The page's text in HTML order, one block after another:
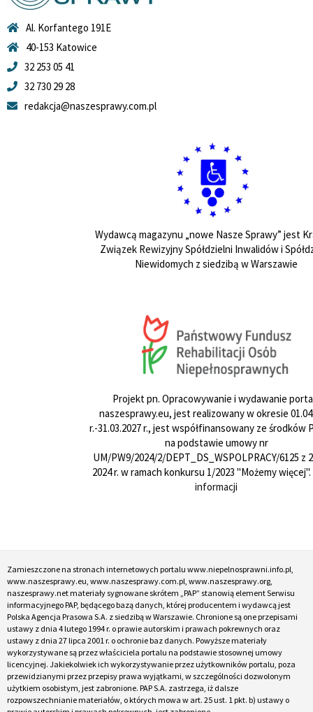
Al. Korfantego 191E
40-153 Katowice
32 253 05 41
32 730 29 28
redakcja@naszesprawy.com.pl
Wydawcą magazynu „nowe Nasze Sprawy” jest
Związek Rewizyjny Spółdzielni Inwalidów i
Niewidomych z siedzibą w Warszawie
Projekt pn. Opracowywanie i wydawanie
naszesprawy.eu, jest realizowany w okresie
r.-31.03.2027 r., jest współfinansowany ze środków
na podstawie umowy nr
UM/PW9/2024/2/DEPT_DS_WSPOLPRACY/6125 z
2024 r. w ramach konkursu 1/2023 "Możemy więcej".
informacji
Zamieszczone na stronach internetowych portalu www.niepelnosprawni.info.pl,
www.naszesprawy.eu, www.naszesprawy.com.pl, www.naszesprawy.org,
naszesprawy.net materiały sygnowane skrótem „PAP” stanowią element Serwisu
informacyjnego PAP, będącego bazą danych, której producentem i wydawcą jest
Polska Agencja Prasowa S.A. z siedzibą w Warszawie. Chronione są one przepisami
ustawy z dnia 4 lutego 1994 r. o prawie autorskim i prawach pokrewnych oraz
ustawy z dnia 27 lipca 2001 r. o ochronie baz danych. Powyższe materiały
wykorzystywane są przez właściciela portalu na podstawie stosownej umowy
licencyjnej. Jakiekolwiek ich wykorzystywanie przez użytkowników portalu, poza
przewidzianymi przez przepisy prawa wyjątkami, w szczególności dozwolonym
użytkiem osobistym, jest zabronione. PAP S.A. zastrzega, iż dalsze
rozpowszechnianie materiałów, o których mowa w art. 25 ust. 1 pkt. b) ustawy o